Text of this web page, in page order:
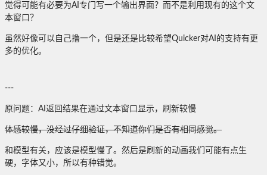
觉得可能有必要为AI专门写一个输出界面？而不是利用现有的这个文
本窗口？
虽然好像可以自己撸一个，但是还是比较希望Quicker对AI的支持有更
多的优化。
---
原问题：AI返回结果在通过文本窗口显示，刷新较慢
体感较慢，没经过仔细验证，不知道你们是否有相同感觉。
和模型有关，应该是模型慢了。然后是刷新的动画我们可能有点生
硬，字体又小，所以有种错觉。